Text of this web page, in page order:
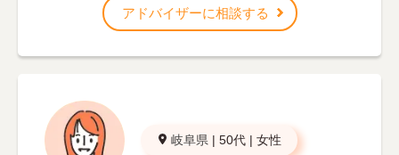
アドバイザーに相談する
岐阜県 | 50代 | 女性